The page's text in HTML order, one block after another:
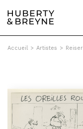
Accueil > Artistes > Reiser